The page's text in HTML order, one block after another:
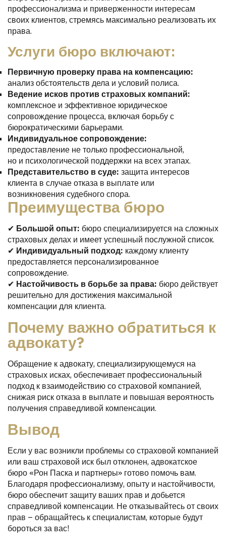
профессионализма и приверженности интересам
своих клиентов, стремясь максимально реализовать их
права.
Услуги бюро включают:
Первичную проверку права на компенсацию:
анализ обстоятельств дела и условий полиса.
Ведение исков против страховых компаний:
комплексное и эффективное юридическое
сопровождение процесса, включая борьбу с
бюрократическими барьерами.
Индивидуальное сопровождение:
предоставление не только профессиональной,
но и психологической поддержки на всех этапах.
Представительство в суде: защита интересов
клиента в случае отказа в выплате или
возникновения судебного спора.
Преимущества бюро
✔ Большой опыт: бюро специализируется на сложных
страховых делах и имеет успешный послужной список.
✔ Индивидуальный подход: каждому клиенту
предоставляется персонализированное
сопровождение.
✔ Настойчивость в борьбе за права: бюро действует
решительно для достижения максимальной
компенсации для клиента.
Почему важно обратиться к
адвокату?
Обращение к адвокату, специализирующемуся на
страховых исках, обеспечивает профессиональный
подход к взаимодействию со страховой компанией,
снижая риск отказа в выплате и повышая вероятность
получения справедливой компенсации.
Вывод
Если у вас возникли проблемы со страховой компанией
или ваш страховой иск был отклонен, адвокатское
бюро «Рон Паска и партнеры» готово помочь вам.
Благодаря профессионализму, опыту и настойчивости,
бюро обеспечит защиту ваших прав и добьется
справедливой компенсации. Не отказывайтесь от своих
прав – обращайтесь к специалистам, которые будут
бороться за вас!